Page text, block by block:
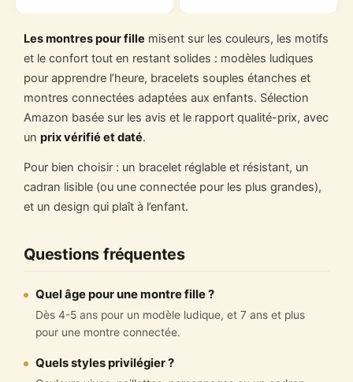
Les montres pour fille misent sur les couleurs, les motifs
et le confort tout en restant solides : modèles ludiques
pour apprendre l’heure, bracelets souples étanches et
montres connectées adaptées aux enfants. Sélection
Amazon basée sur les avis et le rapport qualité-prix, avec
un prix vérifié et daté.
Pour bien choisir : un bracelet réglable et résistant, un
cadran lisible (ou une connectée pour les plus grandes),
et un design qui plaît à l’enfant.
Questions fréquentes
Quel âge pour une montre fille ?
Dès 4-5 ans pour un modèle ludique, et 7 ans et plus
pour une montre connectée.
Quels styles privilégier ?